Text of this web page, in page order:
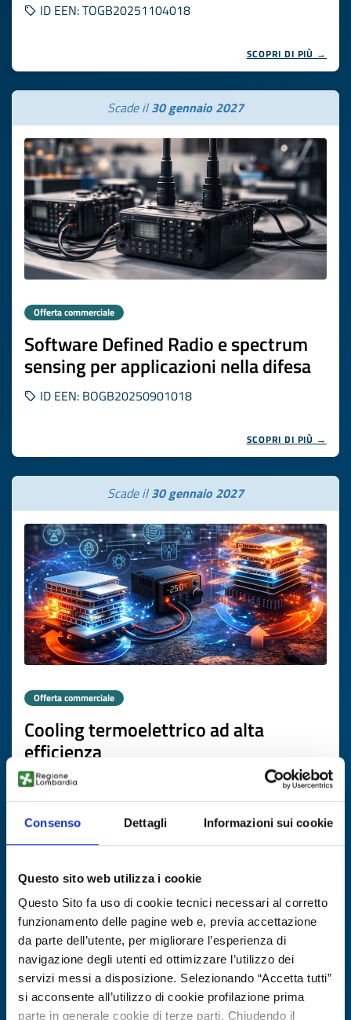
Consenso Dettagli Informazioni sui cookie
Questo sito web utilizza i cookie
Questo Sito fa uso di cookie tecnici necessari al corretto
funzionamento delle pagine web e, previa accettazione
da parte dell’utente, per migliorare l’esperienza di
navigazione degli utenti ed ottimizzare l’utilizzo dei
servizi messi a disposizione. Selezionando “Accetta tutti”
si acconsente all’utilizzo di cookie profilazione prima
parte in generale cookie di terze parti. Chiudendo il
ID EEN: TOGB20251104018
SCOPRI DI PIÙ →
Scade il30 gennaio 2027
Offerta commerciale
Software Defined Radio e spectrum
sensing per applicazioni nella difesa
ID EEN: BOGB20250901018
SCOPRI DI PIÙ →
Scade il30 gennaio 2027
Offerta commerciale
Cooling termoelettrico ad alta
efficienza
ID EEN: BOMT20250813013
SCOPRI DI PIÙ →
Scade il03 febbraio 2027